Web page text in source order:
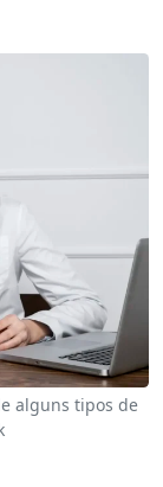
alguns tipos de